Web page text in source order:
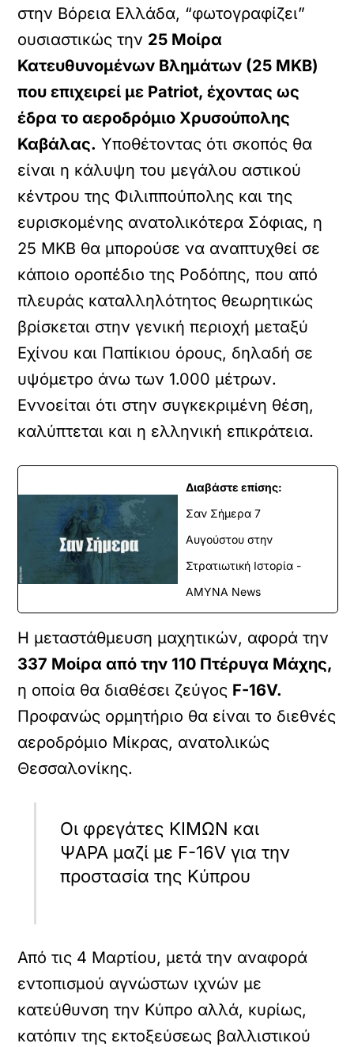
στην Βόρεια Ελλάδα, “φωτογραφίζει”
ουσιαστικώς την 25 Μοίρα
Κατευθυνομένων Βλημάτων (25 ΜΚΒ)
που επιχειρεί με Patriot, έχοντας ως
έδρα το αεροδρόμιο Χρυσούπολης
Καβάλας. Υποθέτοντας ότι σκοπός θα
είναι η κάλυψη του μεγάλου αστικού
κέντρου της Φιλιππούπολης και της
ευρισκομένης ανατολικότερα Σόφιας, η
25 ΜΚΒ θα μπορούσε να αναπτυχθεί σε
κάποιο οροπέδιο της Ροδόπης, που από
πλευράς καταλληλότητος θεωρητικώς
βρίσκεται στην γενική περιοχή μεταξύ
Εχίνου και Παπίκιου όρους, δηλαδή σε
υψόμετρο άνω των 1.000 μέτρων.
Εννοείται ότι στην συγκεκριμένη θέση,
καλύπτεται και η ελληνική επικράτεια.
Διαβάστε επίσης:
Σαν Σήμερα 7
Αυγούστου στην
Στρατιωτική Ιστορία -
ΑΜΥΝΑ News
Η μεταστάθμευση μαχητικών, αφορά την
337 Μοίρα από την 110 Πτέρυγα Μάχης,
η οποία θα διαθέσει ζεύγος F-16V.
Προφανώς ορμητήριο θα είναι το διεθνές
αεροδρόμιο Μίκρας, ανατολικώς
Θεσσαλονίκης.
Οι φρεγάτες ΚΙΜΩΝ και
ΨΑΡΑ μαζί με F-16V για την
προστασία της Κύπρου
Από τις 4 Μαρτίου, μετά την αναφορά
εντοπισμού αγνώστων ιχνών με
κατεύθυνση την Κύπρο αλλά, κυρίως,
κατόπιν της εκτοξεύσεως βαλλιστικού